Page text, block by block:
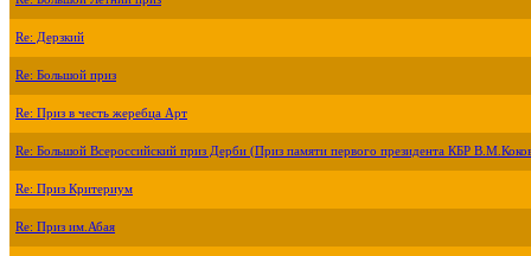
Re: Дерзкий
Re: Большой приз
Re: Приз в честь жеребца Арт
Re: Большой Всероссийский приз Дерби (Приз памяти первого президента КБР
Re: Приз Критериум
Re: Приз им.Абая